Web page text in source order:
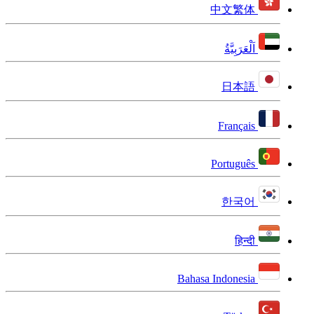
中文繁体
اَلْعَرَبِيَّةُ
日本語
Français
Português
한국어
हिन्दी
Bahasa Indonesia